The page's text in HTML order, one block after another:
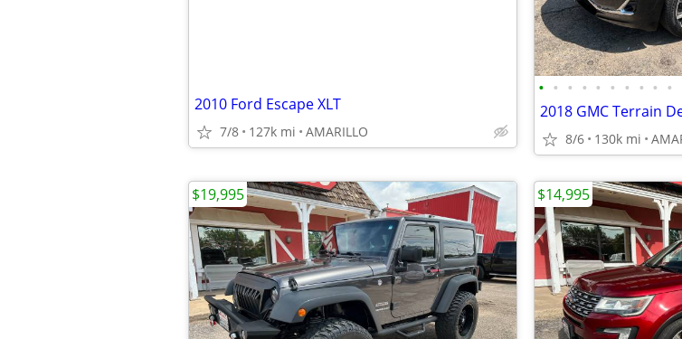
2010 Ford Escape XLT
7/8 127k mi AMARILLO
• • • • • • • • • •
2018 GMC Terrain
8/6 130k mi
$19,995 $14,995